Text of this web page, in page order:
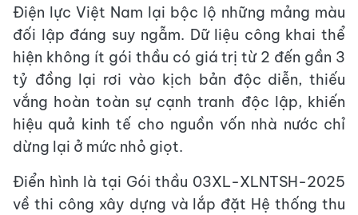
Điện lực Việt Nam lại bộc lộ những mảng màu
đối lập đáng suy ngẫm. Dữ liệu công khai thể
hiện không ít gói thầu có giá trị từ 2 đến gần 3
tỷ đồng lại rơi vào kịch bản độc diễn, thiếu
vắng hoàn toàn sự cạnh tranh độc lập, khiến
hiệu quả kinh tế cho nguồn vốn nhà nước chỉ
dừng lại ở mức nhỏ giọt.
Điển hình là tại Gói thầu 03XL-XLNTSH-2025
về thi công xây dựng và lắp đặt Hệ thống thu